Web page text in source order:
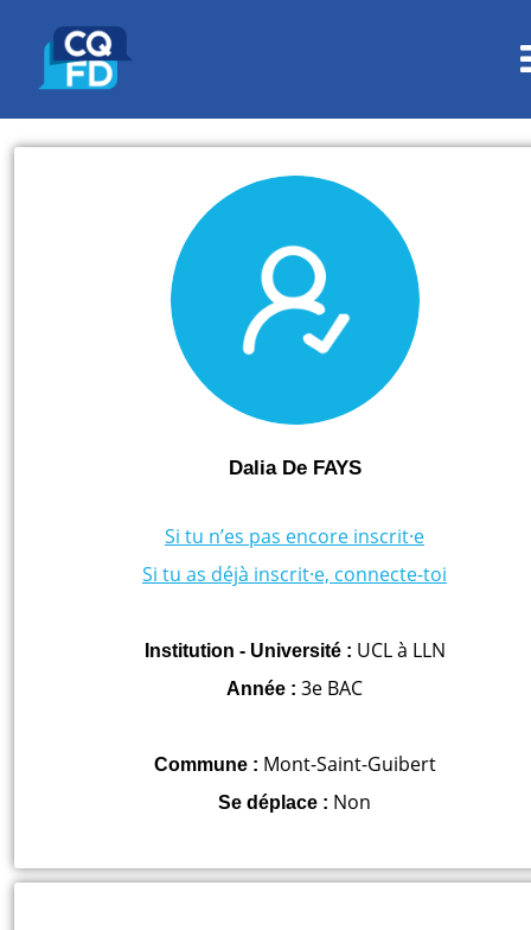
Dalia De FAYS
Si tu n’es pas encore inscrit·e
Si tu as déjà inscrit·e, connecte-toi
Institution - Université : UCL à LLN
Année : 3e BAC
Commune : Mont-Saint-Guibert
Se déplace : Non